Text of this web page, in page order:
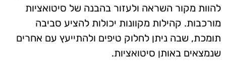
להוות מקור השראה ולעזור בהבנה של סיטואציות
מורכבות. קהילות מקוונות יכולות להציע סביבה
תומכת, שבה ניתן לחלוק טיפים ולהתייעץ עם אחרים
שנמצאים באותן סיטואציות.